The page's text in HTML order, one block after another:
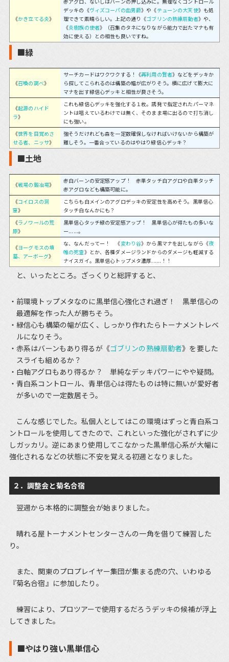
《かき立てる炎》
デッキの《ヴィズコーパの血男爵》や《テューンの大天使》も処
理できて素晴らしい。上記の通り《ゴブリンの熟練扇動者》や、
《炎樹族の使者》（召集のタネになりながら能力で出たマナも有
効に使える）との相性も良いですね。
■緑
《召喚の調べ》
サーチカードはワクワクする！《再利用の賢者》などをデッキか
ら探してこられるのは構築の幅が広がりそう。横に広げて膨大に
マナを出す緑信心デッキと相性が良さそう。
《起源のハイド
ラ》
これも緑信心デッキを強化する１枚。誘発で指定されたパーマネ
ントは唱えているわけでは無く、そのまま場に出るので打ち消し
にも強い。
《世界を目覚めさ
せる者、ニッサ》
強そうだけれども森を一定数確保しなければいけないから構築が
難しそう。一番合っているのはやはり緑信心デッキ？
■土地
《戦場の鍛冶場》
赤白バーンの安定感アップ！ 赤単タッチ白アグロや白単タッチ
赤アグロなども構築可能に。
《コイロスの洞
窟》
こちらも白メインのアグロデッキの安定性を高めそう。黒単信心
タッチ白なんかにも？
《ラノワールの荒
原》
黒単信心タッチ緑の安定感アップ！ 黒単信心が得たもの多いな
ー......。
《ヨーグモスの墳
墓、アーボーグ》
な、なんだってー！ 《変わり谷》から黒マナを出しながら《夜
帷の死霊》とか、各種ダメージランドからのダメージも軽減する
ナイスガイ。黒単信心トップメタ濃厚......！！
と、いったところ。ざっくりと総評すると、
前環境トップメタなのに黒単信心強化され過ぎ！ 黒単信心の
最適解を作った人が勝ちそう。
緑信心も構築の幅が広く、しっかり作れたらトーナメントレベ
ルになりそう。
赤系はバーンもあり得るが《ゴブリンの熟練扇動者》を要した
スライも組めるか？
白軸アグロもあり得るか？ 単純なデッキパワーにやや疑問。
青白系コントロール、青単信心は得たものは特に無いが愛好者
が多いので一定数居そう。
こんな感じでした。私個人としてはこの環境はずっと青白系コ
ントロールを使用してきたので、これといった強化がされずに少
しガッカリ。逆にあまり使用してこなかった黒単信心系が大幅に
強化されるなどの状態に不安を覚える初週となりました。
２．調整会と菊名合宿
翌週から本格的に調整会が始まりました。
晴れる屋トーナメントセンターさんの一角を借りて練習した
り。
また、関東のプロプレイヤー集団が集まる虎の穴、いわゆる
『菊名合宿』に参加したり。
練習により、プロツアーで使用するだろうデッキの候補が浮上
してきました。
■やはり強い黒単信心